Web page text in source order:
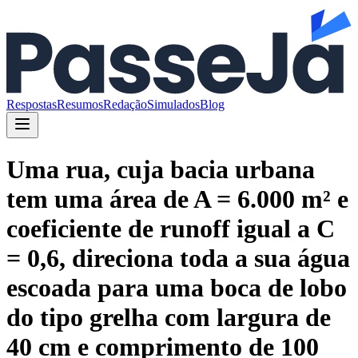
RespostasResumosRedaçãoSimuladosBlog
Uma rua, cuja bacia urbana
tem uma área de A = 6.000 m² e
coeficiente de runoff igual a C
= 0,6, direciona toda a sua água
escoada para uma boca de lobo
do tipo grelha com largura de
40 cm e comprimento de 100